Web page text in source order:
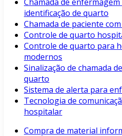
identificação de quarto
Chamada de paciente
Controle de quarto
Controle de quarto para
modernos
Sinalização de chamada
quarto
Sistema de alerta para
Tecnologia de
hospitalar
Compra de material